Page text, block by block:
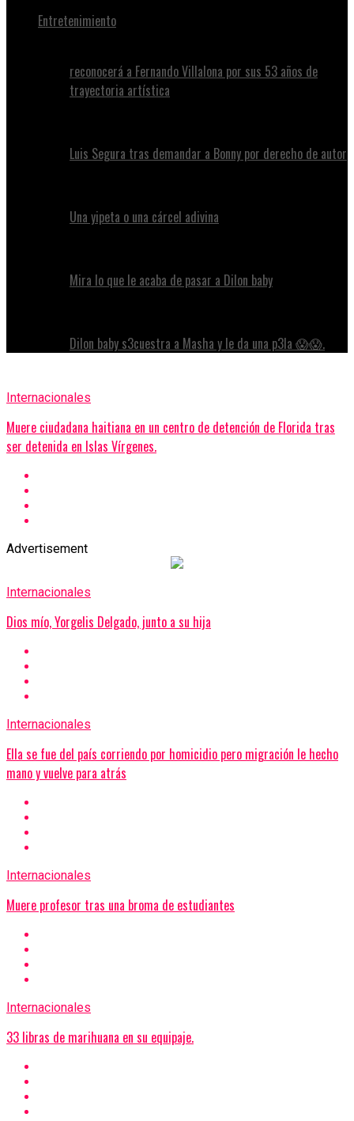
Entretenimiento
reconocerá a Fernando Villalona por sus 53 años de
trayectoria artística
Luis Segura tras demandar a Bonny por derecho de autor
Una yipeta o una cárcel adivina
Mira lo que le acaba de pasar a Dilon baby
Dilon baby s3cuestra a Masha y le da una p3la 😱😱.
Internacionales
Muere ciudadana haitiana en un centro de detención de Florida tras
ser detenida en Islas Vírgenes.
Advertisement
Internacionales
Dios mío, Yorgelis Delgado, junto a su hija
Internacionales
Ella se fue del país corriendo por homicidio pero migración le hecho
mano y vuelve para atrás
Internacionales
Muere profesor tras una broma de estudiantes
Internacionales
33 libras de marihuana en su equipaje.